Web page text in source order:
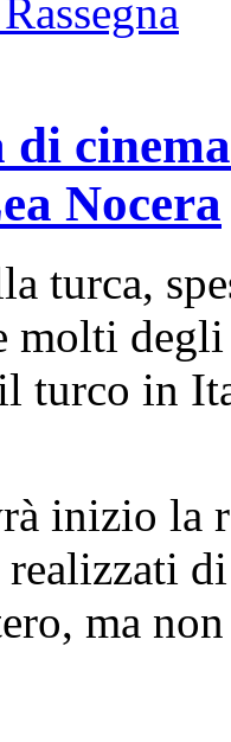
di
Nocera
turca,
molti
turco in
la
ma